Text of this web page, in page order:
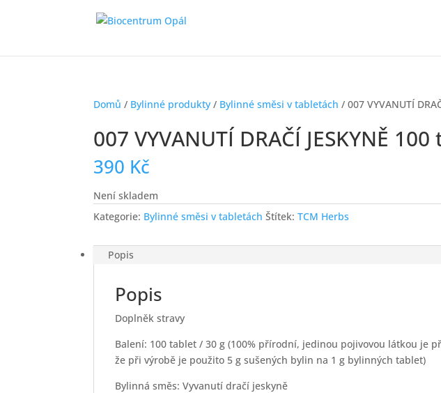
Domů / Bylinné produkty / Bylinné směsi v tabletách / 007 VYVANUTÍ
007 VYVANUTÍ DRAČÍ JESKYNĚ
390 Kč
Není skladem
Kategorie: Bylinné směsi v tabletách Štítek:TCM Herbs
Popis
Popis
Doplněk stravy
Balení: 100 tablet / 30 g (100% přírodní, jedinou pojivovou látkou je
že při výrobě je použito 5 g sušených bylin na 1 g bylinných tablet)
Bylinná směs: Vyvanutí dračí jeskyně